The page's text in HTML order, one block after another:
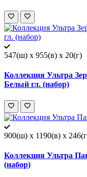
547(ш) x 955(в) x 20(г)
Коллекция Ультра
Белый гл. (набор)
900(ш) x 1190(в) x
Коллекция Ультра
(набор)